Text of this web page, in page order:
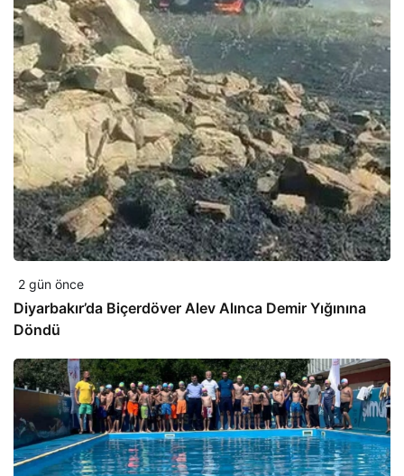
2 gün önce
Diyarbakır’da Biçerdöver Alev Alınca Demir Yığınına
Döndü